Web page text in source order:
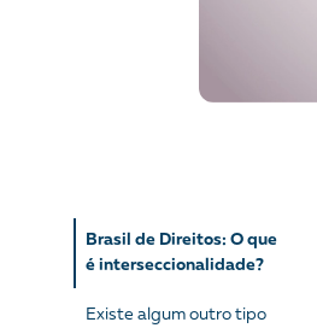
Brasil de Direitos: O que
é interseccionalidade?
Existe algum outro tipo